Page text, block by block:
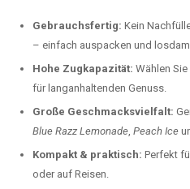
Gebrauchsfertig: Kein
– einfach auspacken und
Hohe Zugkapazität: Wählen
für langanhaltenden Genuss.
Große Geschmacksvielfalt:
Blue Razz Lemonade, Peach Ice
Kompakt & praktisch: Perfekt
oder auf Reisen.